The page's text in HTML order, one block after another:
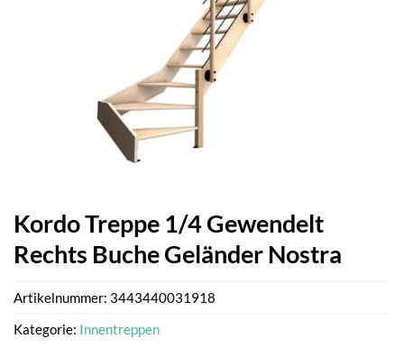
Kordo Treppe 1/4 Gewendelt
Rechts Buche Geländer Nostra
Artikelnummer: 3443440031918
Kategorie: Innentreppen